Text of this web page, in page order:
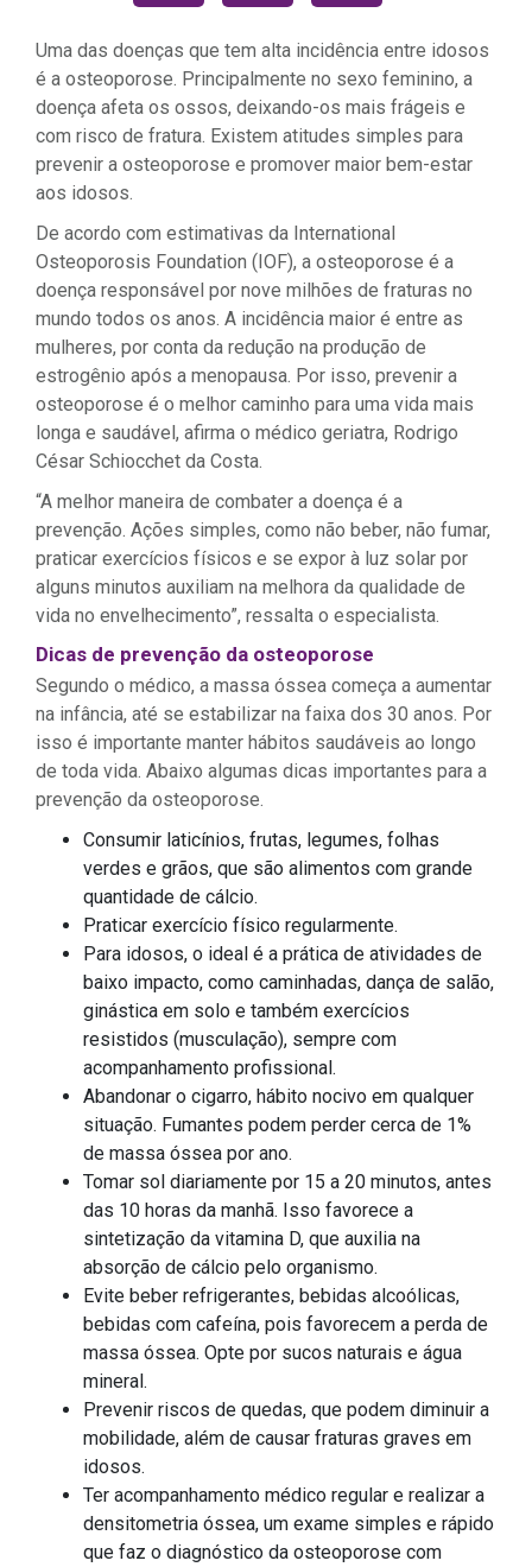
Uma das doenças que tem alta incidência entre idosos
é a osteoporose. Principalmente no sexo feminino, a
doença afeta os ossos, deixando-os mais frágeis e
com risco de fratura. Existem atitudes simples para
prevenir a osteoporose e promover maior bem-estar
aos idosos.
De acordo com estimativas da International
Osteoporosis Foundation (IOF), a osteoporose é a
doença responsável por nove milhões de fraturas no
mundo todos os anos. A incidência maior é entre as
mulheres, por conta da redução na produção de
estrogênio após a menopausa. Por isso, prevenir a
osteoporose é o melhor caminho para uma vida mais
longa e saudável, afirma o médico geriatra, Rodrigo
César Schiocchet da Costa.
“A melhor maneira de combater a doença é a
prevenção. Ações simples, como não beber, não fumar,
praticar exercícios físicos e se expor à luz solar por
alguns minutos auxiliam na melhora da qualidade de
vida no envelhecimento”, ressalta o especialista.
Dicas de prevenção da osteoporose
Segundo o médico, a massa óssea começa a aumentar
na infância, até se estabilizar na faixa dos 30 anos. Por
isso é importante manter hábitos saudáveis ao longo
de toda vida. Abaixo algumas dicas importantes para a
prevenção da osteoporose.
Consumir laticínios, frutas, legumes, folhas
verdes e grãos, que são alimentos com grande
quantidade de cálcio.
Praticar exercício físico regularmente.
Para idosos, o ideal é a prática de atividades de
baixo impacto, como caminhadas, dança de salão,
ginástica em solo e também exercícios
resistidos (musculação), sempre com
acompanhamento profissional.
Abandonar o cigarro, hábito nocivo em qualquer
situação. Fumantes podem perder cerca de 1%
de massa óssea por ano.
Tomar sol diariamente por 15 a 20 minutos, antes
das 10 horas da manhã. Isso favorece a
sintetização da vitamina D, que auxilia na
absorção de cálcio pelo organismo.
Evite beber refrigerantes, bebidas alcoólicas,
bebidas com cafeína, pois favorecem a perda de
massa óssea. Opte por sucos naturais e água
mineral.
Prevenir riscos de quedas, que podem diminuir a
mobilidade, além de causar fraturas graves em
idosos.
Ter acompanhamento médico regular e realizar a
densitometria óssea, um exame simples e rápido
que faz o diagnóstico da osteoporose com